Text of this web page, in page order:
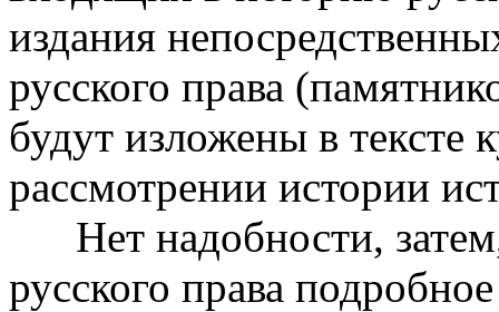
издания
русского права
будут изложены в
рассмотрении истории
Нет надобности,
русского права